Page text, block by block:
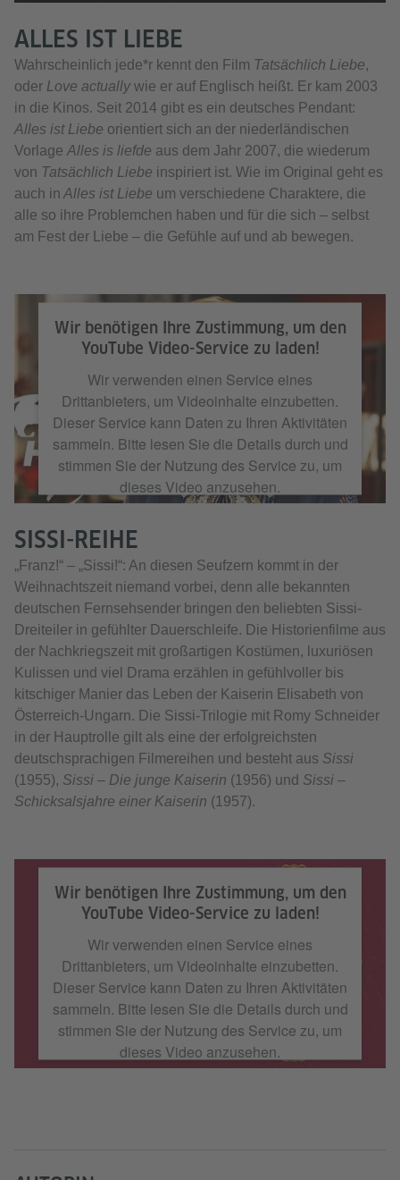
Mehr Informationen
Akzeptieren
ALLES IST LIEBE
Wahrscheinlich jede*r kennt den Film Tatsächlich Liebe,
oder Love actuallywie er auf Englisch heißt. Er kam 2003
in die Kinos. Seit 2014 gibt es ein deutsches Pendant:
Alles ist Liebe orientiert sich an der niederländischen
Vorlage Alles is liefde aus dem Jahr 2007, die wiederum
von Tatsächlich Liebe inspiriert ist. Wie im Original geht es
auch in Alles ist Liebe um verschiedene Charaktere, die
alle so ihre Problemchen haben und für die sich – selbst
am Fest der Liebe – die Gefühle auf und ab bewegen.
Wir benötigen Ihre Zustimmung, um den
YouTube Video-Service zu laden!
Wir verwenden einen Service eines
Drittanbieters, um Videoinhalte einzubetten.
Dieser Service kann Daten zu Ihren Aktivitäten
sammeln. Bitte lesen Sie die Details durch und
stimmen Sie der Nutzung des Service zu, um
dieses Video anzusehen.
Akzeptieren
SISSI-REIHE
„Franz!“ – „Sissi!“: An diesen Seufzern kommt in der
Weihnachtszeit niemand vorbei, denn alle bekannten
deutschen Fernsehsender bringen den beliebten Sissi-
Dreiteiler in gefühlter Dauerschleife. Die Historienfilme aus
der Nachkriegszeit mit großartigen Kostümen, luxuriösen
Kulissen und viel Drama erzählen in gefühlvoller bis
kitschiger Manier das Leben der Kaiserin Elisabeth von
Österreich-Ungarn. Die Sissi-Trilogie mit Romy Schneider
in der Hauptrolle gilt als eine der erfolgreichsten
deutschsprachigen Filmereihen und besteht aus Sissi
(1955), Sissi – Die junge Kaiserin (1956) und Sissi –
Schicksalsjahre einer Kaiserin (1957).
Wir benötigen Ihre Zustimmung, um den
YouTube Video-Service zu laden!
Wir verwenden einen Service eines
Drittanbieters, um Videoinhalte einzubetten.
Dieser Service kann Daten zu Ihren Aktivitäten
sammeln. Bitte lesen Sie die Details durch und
stimmen Sie der Nutzung des Service zu, um
dieses Video anzusehen.